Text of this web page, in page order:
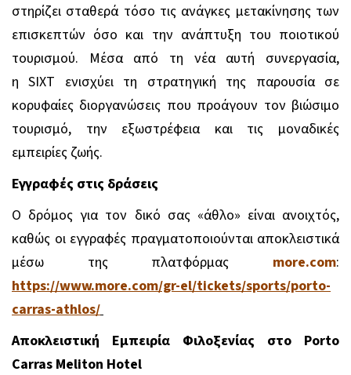
στηρίζει σταθερά τόσο τις ανάγκες μετακίνησης των
επισκεπτών όσο και την ανάπτυξη του ποιοτικού
τουρισμού. Μέσα από τη νέα αυτή συνεργασία,
η SIXT ενισχύει τη στρατηγική της παρουσία σε
κορυφαίες διοργανώσεις που προάγουν τον βιώσιμο
τουρισμό, την εξωστρέφεια και τις μοναδικές
εμπειρίες ζωής.
Εγγραφές στις δράσεις
Ο δρόμος για τον δικό σας «άθλο» είναι ανοιχτός,
καθώς οι εγγραφές πραγματοποιούνται αποκλειστικά
μέσω της πλατφόρμας more.com:
https://www.more.com/gr-el/tickets/sports/porto-
carras-athlos/
Αποκλειστική Εμπειρία Φιλοξενίας στο Porto
Carras Meliton Hotel